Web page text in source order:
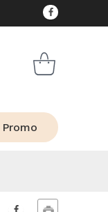
Promo